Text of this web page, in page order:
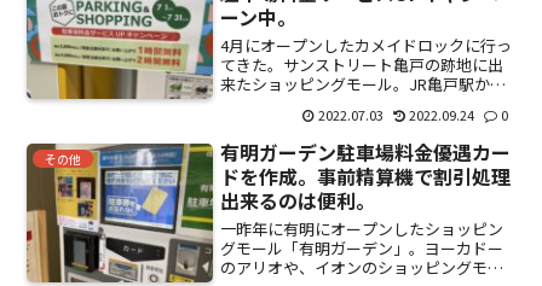
ーン中。
4月にオープンしたカメイドロックに行っ
てきた。サンストリート亀戸の跡地に出
来たショッピングモール。JR亀戸駅から
ニクロ、ライトオン、JINS、TSUTAYA、
スタバ、マック・・・定番系のお店は大
体入って...
2022.07.03 2022.09.24 0
その他
有明ガーデン駐車場料金優遇カー
ドを作成。事前精算機で割引処理
出来るのは便利。
一昨年に有明にオープンしたショッピン
グモール「有明ガーデン」。ヨーカドー
のアリオや、イオンのショッピングモー